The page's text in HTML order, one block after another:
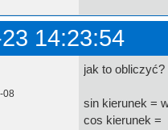
14:23:54
08
jak to obliczyć?
sin kierunek =
cos kierunek =